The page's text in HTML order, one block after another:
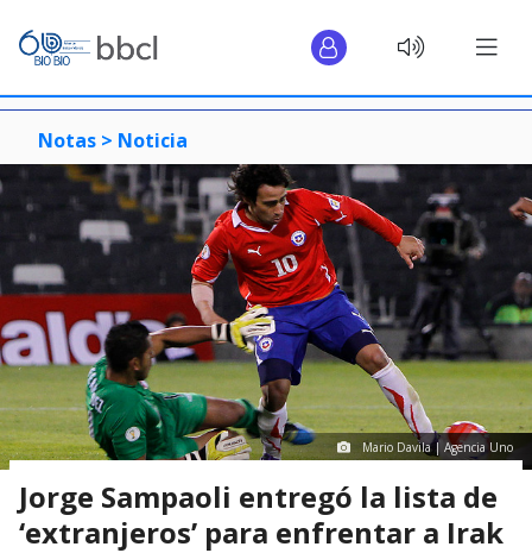
Notas > Noticia
Mario Davila | Agencia Uno
Jorge Sampaoli entregó la lista de
‘extranjeros’ para enfrentar a Irak